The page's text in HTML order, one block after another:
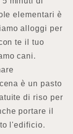
elementari è
alloggi per
te il tuo
cani.
è un pasto
di riso per
portare il
l'edificio.